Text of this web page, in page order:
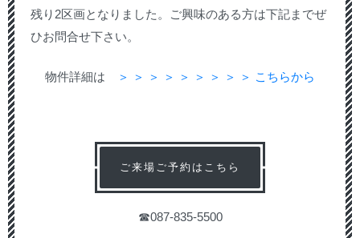
残り2区画となりました。ご興味のある方は下記までぜ
ひお問合せ下さい。
物件詳細は ＞ ＞ ＞ ＞ ＞ ＞ ＞ ＞ ＞ こちらから
ご来場ご予約はこちら
☎087-835-5500